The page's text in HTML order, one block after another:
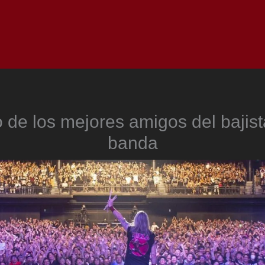
de los mejores amigos del
banda